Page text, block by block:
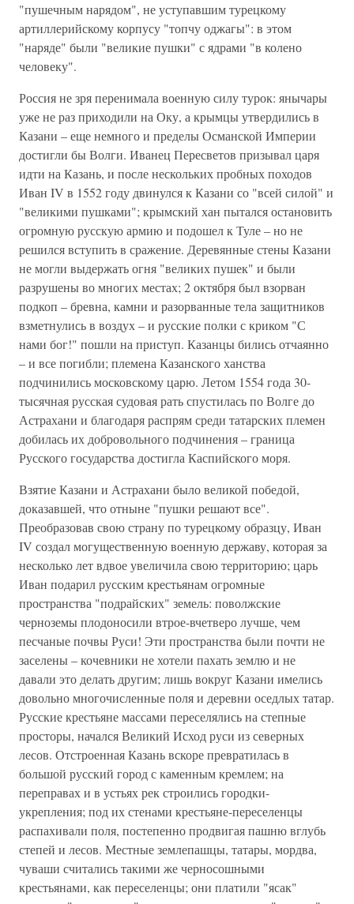
"пушечным нарядом", не уступавшим турецкому
артиллерийскому корпусу "топчу оджагы": в этом
"наряде" были "великие пушки" с ядрами "в колено
человеку".
Россия не зря перенимала военную силу турок: янычары
уже не раз приходили на Оку, а крымцы утвердились в
Казани – еще немного и пределы Османской Империи
достигли бы Волги. Иванец Пересветов призывал царя
идти на Казань, и после нескольких пробных походов
Иван IV в 1552 году двинулся к Казани со "всей силой" и
"великими пушками"; крымский хан пытался остановить
огромную русскую армию и подошел к Туле – но не
решился вступить в сражение. Деревянные стены Казани
не могли выдержать огня "великих пушек" и были
разрушены во многих местах; 2 октября был взорван
подкоп – бревна, камни и разорванные тела защитников
взметнулись в воздух – и русские полки с криком "С
нами бог!" пошли на приступ. Казанцы бились отчаянно
– и все погибли; племена Казанского ханства
подчинились московскому царю. Летом 1554 года 30-
тысячная русская судовая рать спустилась по Волге до
Астрахани и благодаря распрям среди татарских племен
добилась их добровольного подчинения – граница
Русского государства достигла Каспийского моря.
Взятие Казани и Астрахани было великой победой,
доказавшей, что отныне "пушки решают все".
Преобразовав свою страну по турецкому образцу, Иван
IV создал могущественную военную державу, которая за
несколько лет вдвое увеличила свою территорию; царь
Иван подарил русским крестьянам огромные
пространства "подрайских" земель: поволжские
черноземы плодоносили втрое-вчетверо лучше, чем
песчаные почвы Руси! Эти пространства были почти не
заселены – кочевники не хотели пахать землю и не
давали это делать другим; лишь вокруг Казани имелись
довольно многочисленные поля и деревни оседлых татар.
Русские крестьяне массами переселялись на степные
просторы, начался Великий Исход руси из северных
лесов. Отстроенная Казань вскоре превратилась в
большой русский город с каменным кремлем; на
переправах и в устьях рек строились городки-
укрепления; под их стенами крестьяне-переселенцы
распахивали поля, постепенно продвигая пашню вглубь
степей и лесов. Местные землепашцы, татары, мордва,
чуваши считались такими же черносошными
крестьянами, как переселенцы; они платили "ясак"